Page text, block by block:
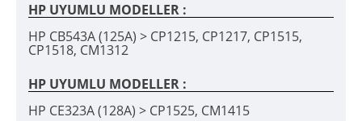
HP UYUMLU MODELLER :
HP CB543A (125A) > CP1215, CP1217, CP1515,
CP1518, CM1312
HP UYUMLU MODELLER :
HP CE323A (128A) > CP1525, CM1415